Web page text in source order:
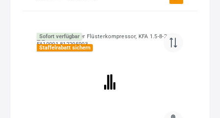
Sofort verfügbar
Staffelrabatt sichern